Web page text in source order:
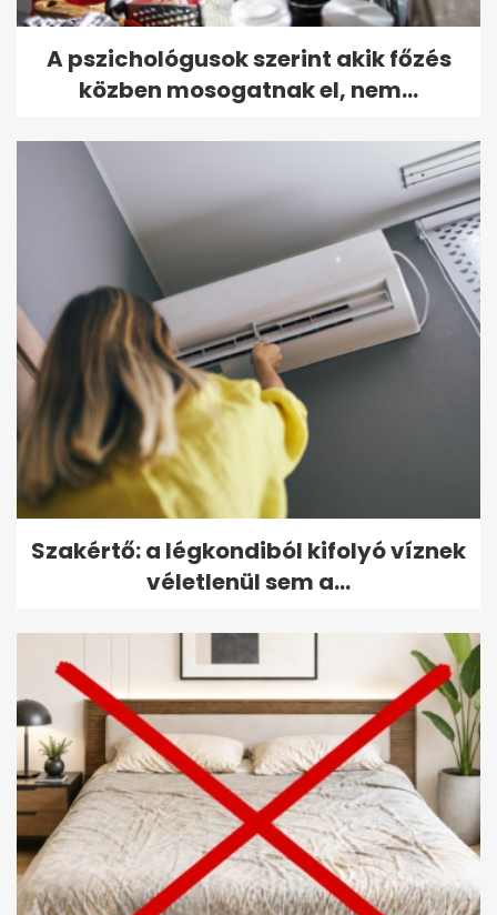
A pszichológusok szerint akik főzés
közben mosogatnak el, nem...
Szakértő: a légkondiból kifolyó víznek
véletlenül sem a...